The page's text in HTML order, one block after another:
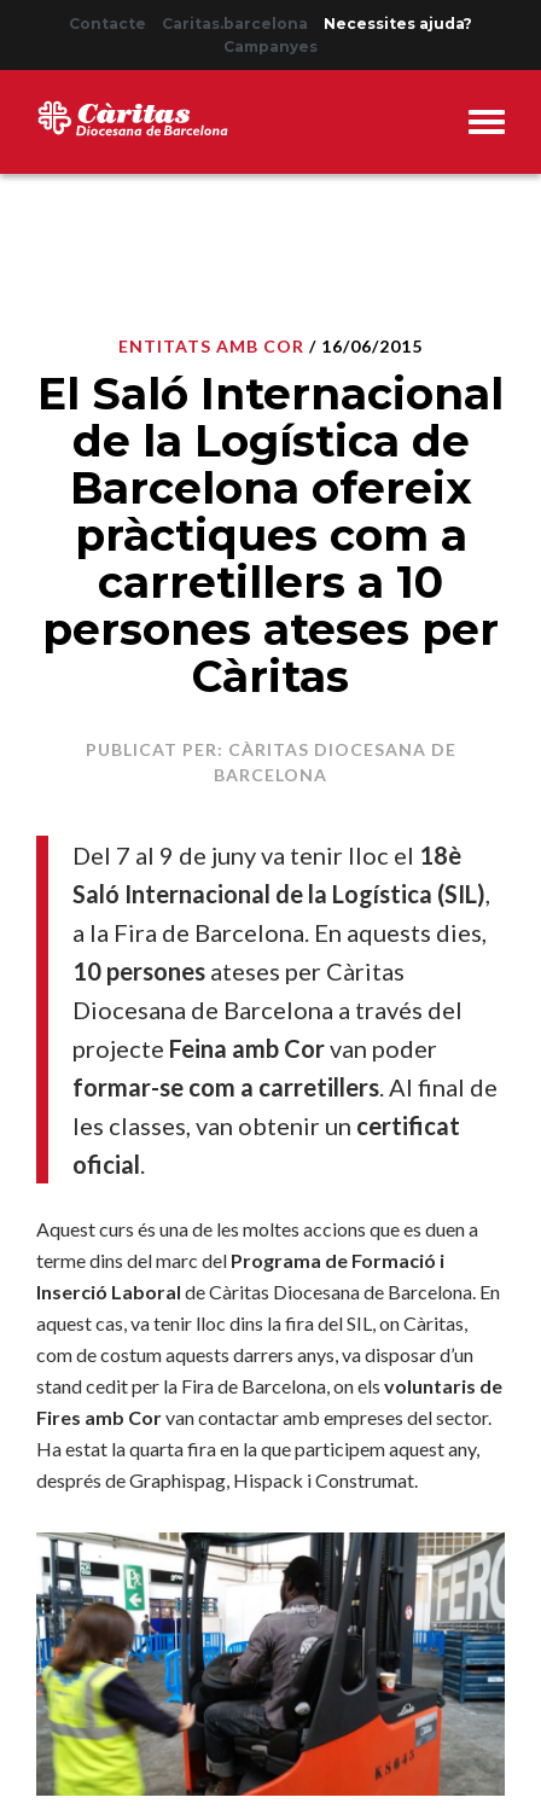
Contacte Caritas.barcelona
Necessites ajuda?
Campanyes
ENTITATS AMB COR / 16/06/2015
El Saló Internacional
de la Logística de
Barcelona ofereix
pràctiques com a
carretillers a 10
persones ateses per
Càritas
PUBLICAT PER: CÀRITAS DIOCESANA DE
BARCELONA
Del 7 al 9 de juny va tenir lloc el 18è
Saló Internacional de la Logística (SIL),
a la Fira de Barcelona. En aquests dies,
10 persones ateses per Càritas
Diocesana de Barcelona a través del
projecte Feina amb Corvan poder
formar-se com a carretillers. Al final de
les classes, van obtenir un certificat
oficial.
Aquest curs és una de les moltes accions que es duen a
terme dins del marc del Programa de Formació i
Inserció Laboral de Càritas Diocesana de Barcelona. En
aquest cas, va tenir lloc dins la fira del SIL, on Càritas,
com de costum aquests darrers anys, va disposar d’un
stand cedit per la Fira de Barcelona, on els voluntaris de
Fires amb Corvan contactar amb empreses del sector.
Ha estat la quarta fira en la que participem aquest any,
després de Graphispag, Hispack i Construmat.